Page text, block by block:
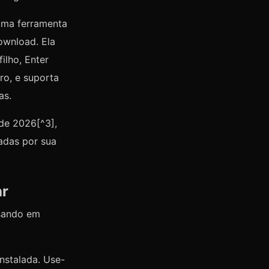
ferramenta
Ela
Enter
e suporta
2026[^3],
por sua
em
Use-